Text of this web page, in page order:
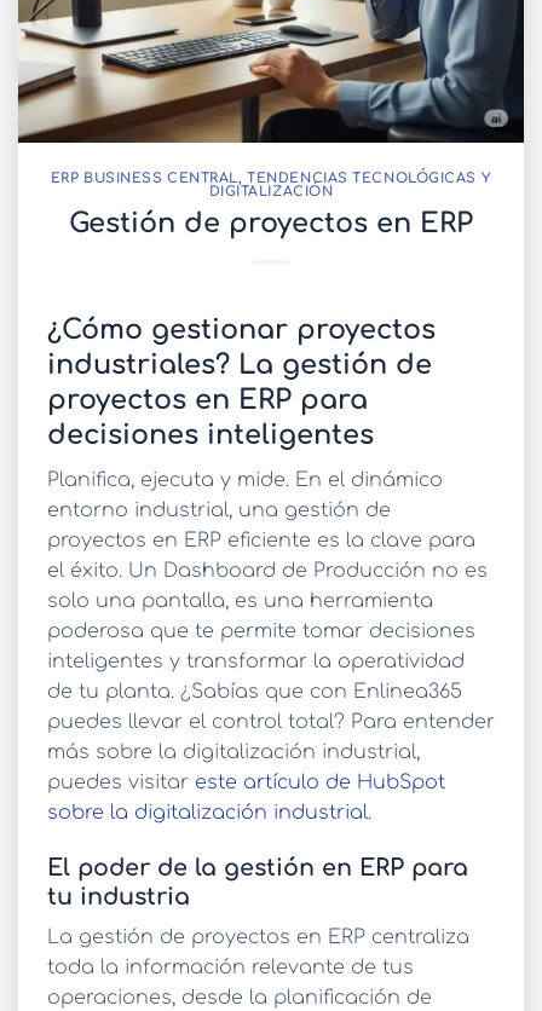
ERP BUSINESS CENTRAL,TENDENCIAS TECNOLÓGICAS Y
DIGITALIZACIÓN
Gestión de proyectos en ERP
¿Cómo gestionar proyectos
industriales? La gestión de
proyectos en ERP para
decisiones inteligentes
Planifica, ejecuta y mide. En el dinámico
entorno industrial, una gestión de
proyectos en ERP eficiente es la clave para
el éxito. Un Dashboard de Producción no es
solo una pantalla, es una herramienta
poderosa que te permite tomar decisiones
inteligentes y transformar la operatividad
de tu planta. ¿Sabías que con Enlinea365
puedes llevar el control total? Para entender
más sobre la digitalización industrial,
puedes visitar este artículo de HubSpot
sobre la digitalización industrial.
El poder de la gestión en ERP para
tu industria
La gestión de proyectos en ERP centraliza
toda la información relevante de tus
operaciones, desde la planificación de